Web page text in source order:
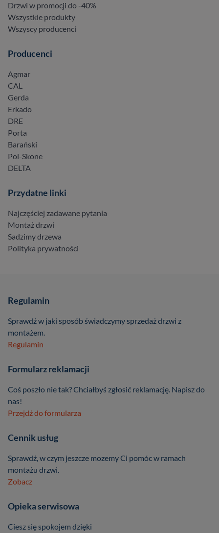
Drzwi w promocji do -40%
Wszystkie produkty
Wszyscy producenci
Producenci
Agmar
CAL
Gerda
Erkado
DRE
Porta
Barański
Pol-Skone
DELTA
Przydatne linki
Najczęściej zadawane pytania
Montaż drzwi
Sadzimy drzewa
Polityka prywatności
Regulamin
Sprawdź w jaki sposób świadczymy sprzedaż drzwi z
montażem.
Regulamin
Formularz reklamacji
Coś poszło nie tak? Chciałbyś zgłosić reklamację. Napisz do
nas!
Przejdź do formularza
Cennik usług
Sprawdź, w czym jeszcze mozemy Ci pomóc w ramach
montażu drzwi.
Zobacz
Opieka serwisowa
Ciesz się spokojem dzięki